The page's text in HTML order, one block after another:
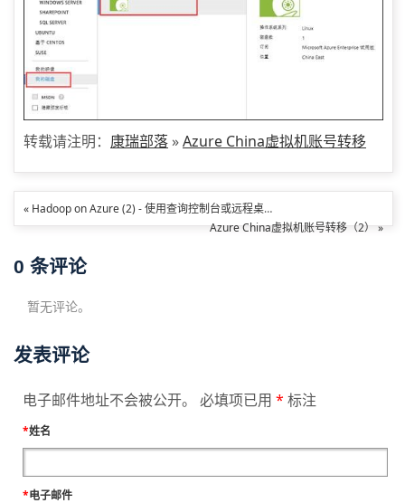
转载请注明： 康瑞部落 »Azure China虚拟机账号转移
« Hadoop on Azure (2) - 使用查询控制台或远程桌面运行Hive
Azure China虚拟机账号转移（2） »
0 条评论
暂无评论。
发表评论
电子邮件地址不会被公开。 必填项已用 * 标注
*姓名
*电子邮件